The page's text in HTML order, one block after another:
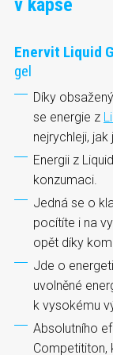
Enervit Liquid
gel
Díky
se energie z
nejrychleji, jak
Energii z
konzumaci.
Jedná se o
pocítíte i na
opět díky
Jde o
uvolněné
k vysokému
Absolutního
Competititon,